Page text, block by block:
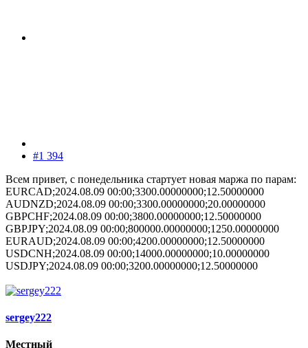
#1 394
Всем привет, с понедельника стартует новая маржа по парам:
EURCAD;2024.08.09 00:00;3300.00000000;12.50000000
AUDNZD;2024.08.09 00:00;3300.00000000;20.00000000
GBPCHF;2024.08.09 00:00;3800.00000000;12.50000000
GBPJPY;2024.08.09 00:00;800000.00000000;1250.00000000
EURAUD;2024.08.09 00:00;4200.00000000;12.50000000
USDCNH;2024.08.09 00:00;14000.00000000;10.00000000
USDJPY;2024.08.09 00:00;3200.00000000;12.50000000
sergey222
Местный